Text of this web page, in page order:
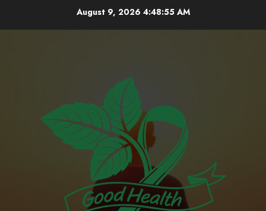
August 9, 2026 4:48:56 AM